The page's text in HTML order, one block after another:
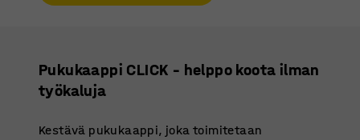
Pukukaappi CLICK – helppo koota ilman
työkaluja
Kestävä pukukaappi, joka toimitetaan